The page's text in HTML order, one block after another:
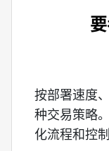
按部署速度
种交易策略
化流程和控